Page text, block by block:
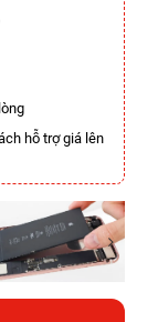
hỗ trợ giá lên